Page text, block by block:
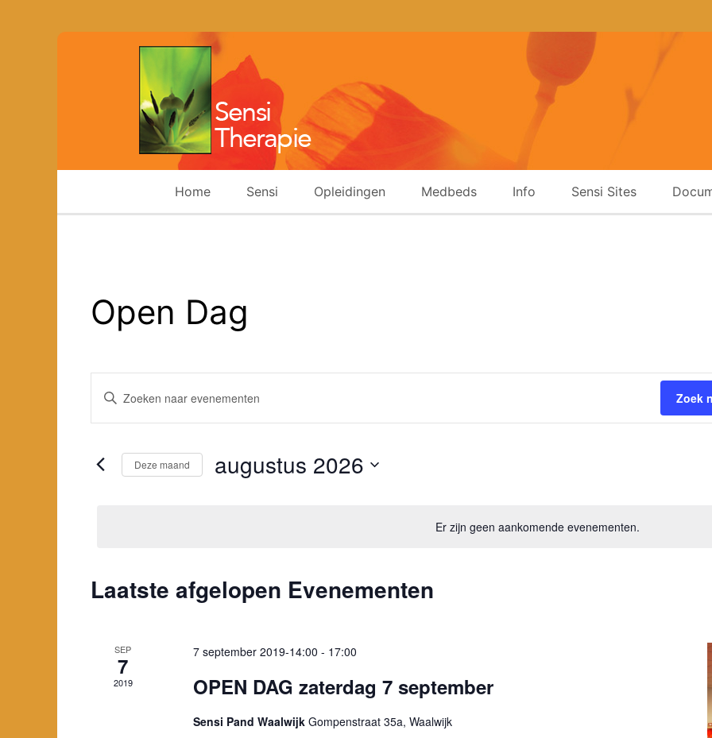
Home Sensi Opleidingen Medbeds Info Sensi Sites
Open Dag
Er zijn geen aankomende evenementen.
Zoeken
en
navigatie
Vul
Zoek
Zoek
Deze maand augustus 2026
Kalender
van
Laatste afgelopen Evenementen
SEP
7
2019
7 september 2019-14:00 - 17:00
OPEN DAG zaterdag 7 september
Sensi Pand WaalwijkGompenstraat 35a, Waalwijk